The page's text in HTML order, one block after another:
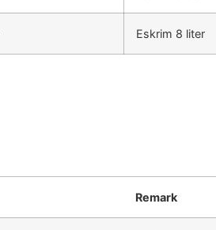
Eskrim 8 liter
Remark